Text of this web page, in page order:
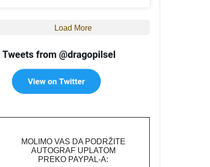
Load More
MOLIMO VAS DA PODRŽITE
AUTOGRAF UPLATOM
PREKO PAYPAL-A: